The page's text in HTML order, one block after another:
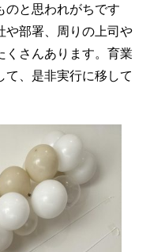
と思われがちです
や部署、周りの上司や
くさんあります。育業
て、是非実行に移して